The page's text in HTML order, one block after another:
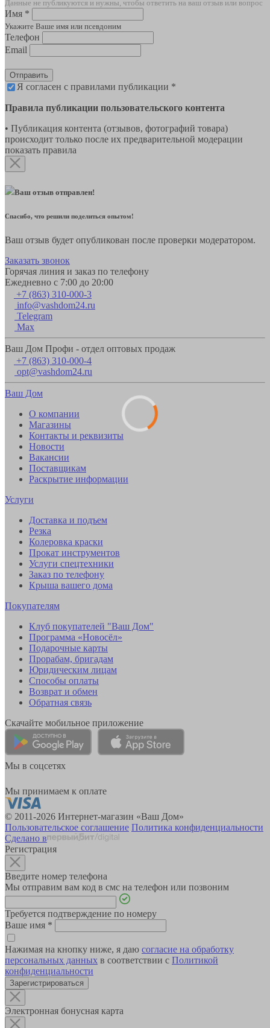
Данные не публикуются и нужны, чтобы ответить на ваш отзыв или вопрос
Имя *
Укажите Ваше имя или псевдоним
Телефон
Email
Отправить
Я согласен с правилами публикации *
Правила публикации пользовательского контента
• Публикация контента (отзывов, фотографий товара)
происходит только после их предварительной модерации
показать правила
Ваш отзыв отправлен!
Спасибо, что решили поделиться опытом!
Ваш отзыв будет опубликован после проверки модератором.
Заказать звонок
Горячая линия и заказ по телефону
Ежедневно с 7:00 до 20:00
+7 (863) 310-000-3
info@vashdom24.ru
Telegram
Max
Ваш Дом Профи - отдел оптовых продаж
+7 (863) 310-000-4
opt@vashdom24.ru
Ваш Дом
О компании
Магазины
Контакты и реквизиты
Новости
Вакансии
Поставщикам
Раскрытие информации
Услуги
Доставка и подъем
Резка
Колеровка краски
Прокат инструментов
Услуги спецтехники
Заказ по телефону
Крыша вашего дома
Покупателям
Клуб покупателей "Ваш Дом"
Программа «Новосёл»
Подарочные карты
Прорабам, бригадам
Юридическим лицам
Способы оплаты
Возврат и обмен
Обратная связь
Скачайте мобильное приложение
Мы в соцсетях
Мы принимаем к оплате
© 2011-2026 Интернет-магазин «Ваш Дом»
Пользовательское соглашение Политика конфиденциальности
Сделано в
Регистрация
Введите номер телефона
Мы отправим вам код в смс на телефон или позвоним
Требуется подтверждение по номеру
Ваше имя *
Нажимая на кнопку ниже, я даю согласие на обработку
персональных данных в соответствии с Политикой
конфиденциальности
Зарегистрироваться
Электронная бонусная карта